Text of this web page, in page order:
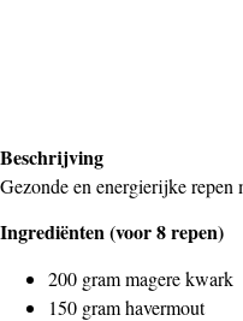
Beschrijving
Gezonde en energierijke repen
Ingrediënten (voor 8 repen)
200 gram magere kwark
150 gram havermout